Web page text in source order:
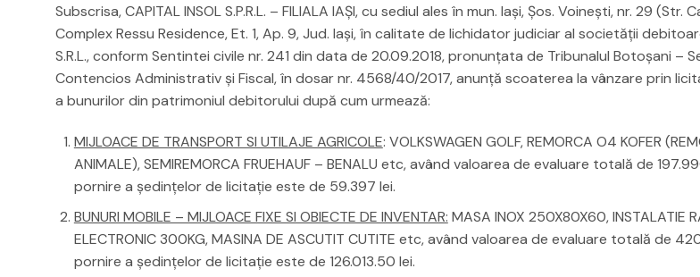
Subscrisa, CAPITAL INSOL S.P.R.L. – FILIALA IAŞI, cu sediul ales în mun. Iaşi, Șos. Voinești, nr. 29 (Str.
Complex Ressu Residence, Et. 1, Ap. 9, Jud. Iași, în calitate de lichidator judiciar al societăţii debitoare
S.R.L., conform Sentintei civile nr. 241 din data de 20.09.2018, pronunţata de Tribunalul Botoşani –
Contencios Administrativ şi Fiscal, în dosar nr. 4568/40/2017, anunţă scoaterea la vânzare prin
a bunurilor din patrimoniul debitorului după cum urmează:
MIJLOACE DE TRANSPORT SI UTILAJE AGRICOLE: VOLKSWAGEN GOLF, REMORCA O4 KOFER
ANIMALE), SEMIREMORCA FRUEHAUF – BENALU etc, având valoarea de evaluare totală de
pornire a şedinţelor de licitaţie este de 59.397 lei.
BUNURI MOBILE – MIJLOACE FIXE SI OBIECTE DE INVENTAR: MASA INOX 250X80X60, INSTALATIE
ELECTRONIC 300KG, MASINA DE ASCUTIT CUTITE etc, având valoarea de evaluare totală de
pornire a şedinţelor de licitaţie este de 126.013.50 lei.